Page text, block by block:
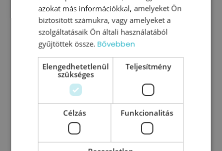
embereid működését?
Szeretnéd, ha az embereid
valódi szövetségeseid
lennének?
Szeretnél sikeres és szerethető
vezetővé válni?
azokat más információkkal, amelyeket Ön
biztosított számukra, vagy amelyeket a
szolgáltatásaik Ön általi használatából
gyűjtöttek össze.Bővebben
Elengedhetetlenül
szükséges
Teljesítmény
Célzás Funkcionalitás